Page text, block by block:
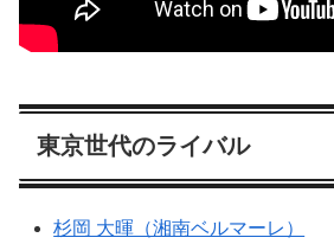
東京世代のライバル
杉岡 大暉（湘南ベルマーレ）